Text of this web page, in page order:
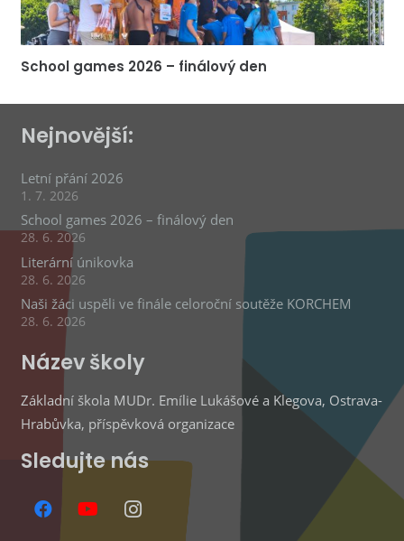
School games 2026 – finálový den
Nejnovější:
Letní přání 2026
1. 7. 2026
School games 2026 – finálový den
28. 6. 2026
Literární únikovka
28. 6. 2026
Naši žáci uspěli ve finále celoroční soutěže KORCHEM
28. 6. 2026
Název školy
Základní škola MUDr. Emílie Lukášové a Klegova, Ostrava-
Hrabůvka, příspěvková organizace
Sledujte nás